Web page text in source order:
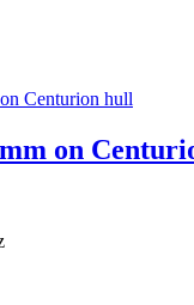
on